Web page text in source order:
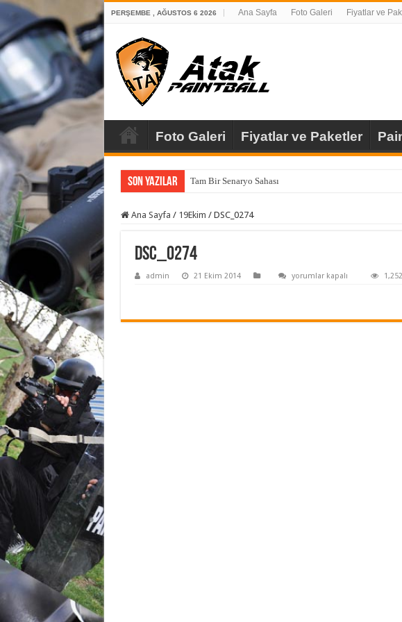
PERŞEMBE , AĞUSTOS 6 2026 Ana Sayfa Foto Galeri Fiyatlar ve
Foto Galeri Fiyatlar ve Paketler
Son Yazılar Tam Bir Senaryo Sahası
Ana Sayfa / 19Ekim / DSC_0274
DSC_0274
admin 21 Ekim 2014
DSC_0274
yorumlar kapalı